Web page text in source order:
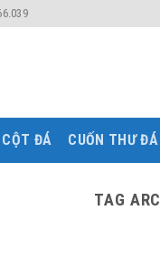
CỘT ĐÁ CUỐN THƯ ĐÁ
TAG